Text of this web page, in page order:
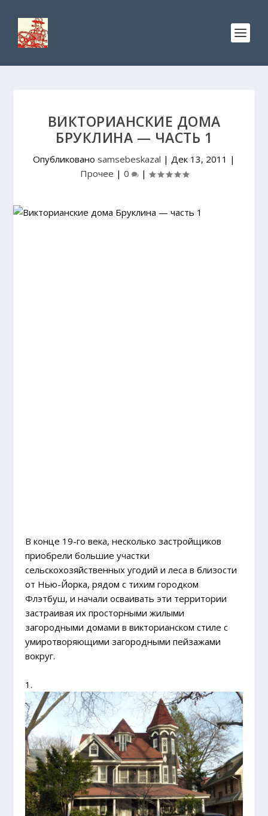
ВИКТОРИАНСКИЕ ДОМА
БРУКЛИНА — ЧАСТЬ 1
Опубликовано samsebeskazal | Дек 13, 2011 |
Прочее | 0 |
В конце 19-го века, несколько застройщиков
приобрели большие участки
сельскохозяйственных угодий и леса в близости
от Нью-Йорка, рядом с тихим городком
Флэтбуш, и начали осваивать эти территории
застраивая их просторными жилыми
загородными домами в викторианском стиле с
умиротворяющими загородными пейзажами
вокруг.
1.